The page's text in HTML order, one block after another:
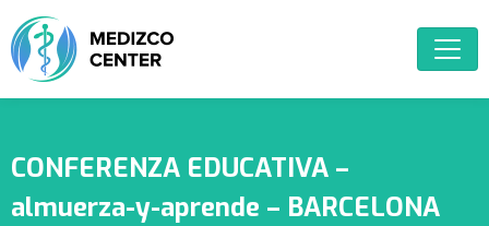
CONFERENZA EDUCATIVA –
almuerza-y-aprende – BARCELONA